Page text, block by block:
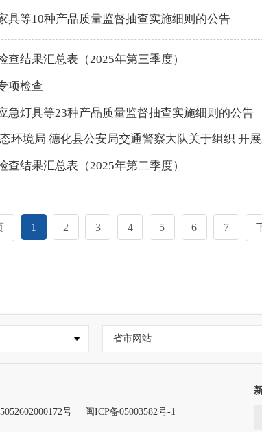
具等10种产品质量监督抽查实施细则的公告
结果汇总表（2025年第三季度）
项检查
急灯具等23种产品质量监督抽查实施细则的公告
环境局 德化县公安局交通警察大队关于组织 开
结果汇总表（2025年第二季度）
1 2 3 4 5 6 7
省市网站
号 闽ICP备05003582号-1